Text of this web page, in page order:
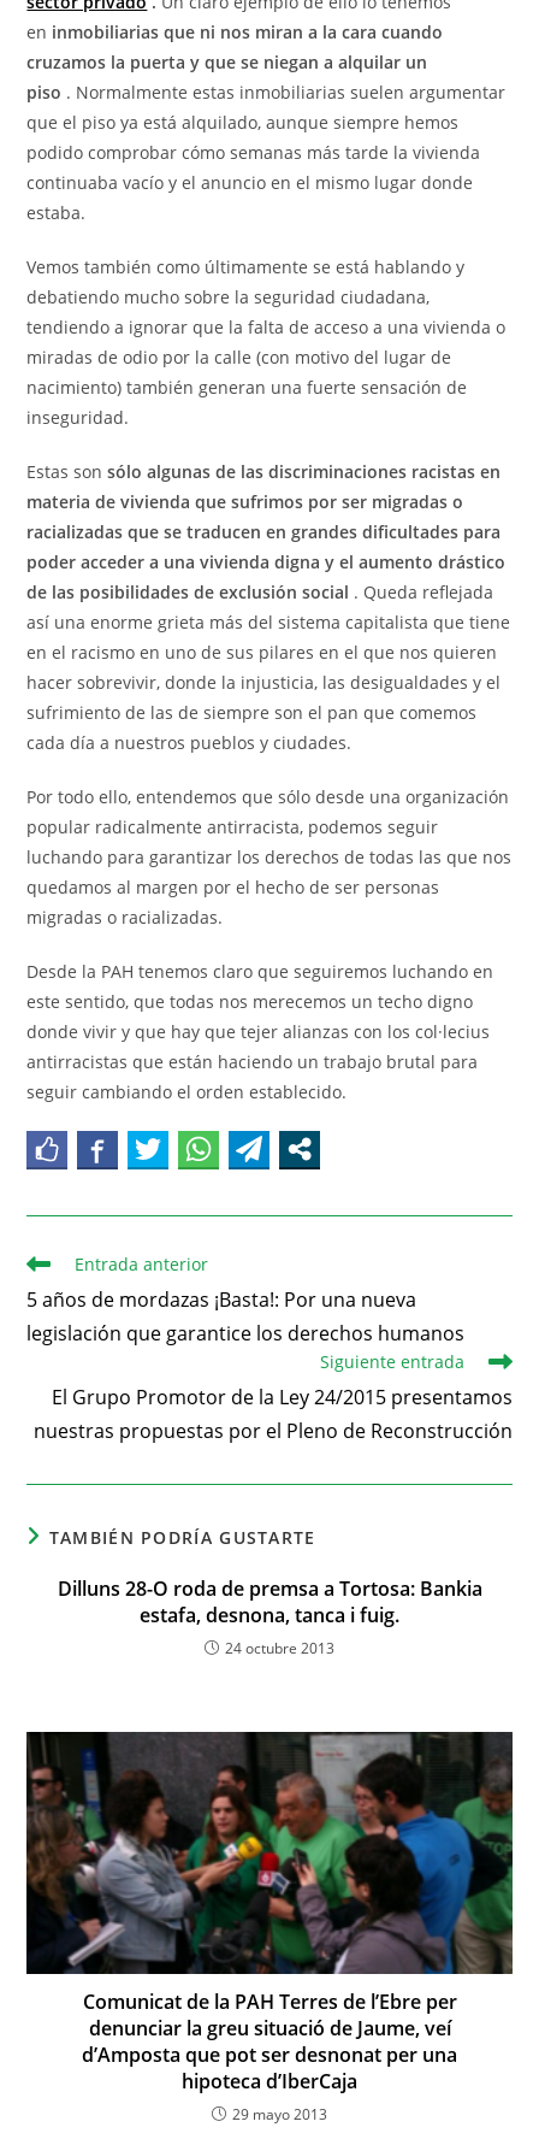
en inmobiliarias que ni nos miran a la cara cuando
cruzamos la puerta y que se niegan a alquilar un
piso . Normalmente estas inmobiliarias suelen argumentar
que el piso ya está alquilado, aunque siempre hemos
podido comprobar cómo semanas más tarde la vivienda
continuaba vacío y el anuncio en el mismo lugar donde
estaba.
Vemos también como últimamente se está hablando y
debatiendo mucho sobre la seguridad ciudadana,
tendiendo a ignorar que la falta de acceso a una vivienda o
miradas de odio por la calle (con motivo del lugar de
nacimiento) también generan una fuerte sensación de
inseguridad.
Estas sonsólo algunas de las discriminaciones racistas en
materia de vivienda que sufrimos por ser migradas o
racializadas que se traducen en grandes dificultades para
poder acceder a una vivienda digna y el aumento drástico
de las posibilidades de exclusión social . Queda reflejada
así una enorme grieta más del sistema capitalista que tiene
en el racismo en uno de sus pilares en el que nos quieren
hacer sobrevivir, donde la injusticia, las desigualdades y el
sufrimiento de las de siempre son el pan que comemos
cada día a nuestros pueblos y ciudades.
Por todo ello, entendemos que sólo desde una organización
popular radicalmente antirracista, podemos seguir
luchando para garantizar los derechos de todas las que nos
quedamos al margen por el hecho de ser personas
migradas o racializadas.
Desde la PAH tenemos claro que seguiremos luchando en
este sentido, que todas nos merecemos un techo digno
donde vivir y que hay que tejer alianzas con los col·lecius
antirracistas que están haciendo un trabajo brutal para
seguir cambiando el orden establecido.
Entrada anterior
5 años de mordazas ¡Basta!: Por una nueva
legislación que garantice los derechos humanos
Siguiente entrada
El Grupo Promotor de la Ley 24/2015 presentamos
nuestras propuestas por el Pleno de Reconstrucción
TAMBIÉN PODRÍA GUSTARTE
Dilluns 28-O roda de premsa a Tortosa: Bankia
estafa, desnona, tanca i fuig.
24 octubre 2013
Comunicat de la PAH Terres de l’Ebre per
denunciar la greu situació de Jaume, veí
d’Amposta que pot ser desnonat per una
hipoteca d’IberCaja
29 mayo 2013